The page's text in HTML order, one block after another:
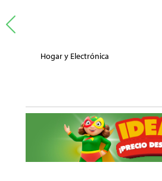
Hogar y Electrónica